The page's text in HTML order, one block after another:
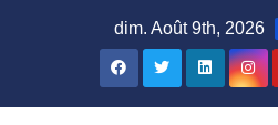
dim. Août 9th, 2026